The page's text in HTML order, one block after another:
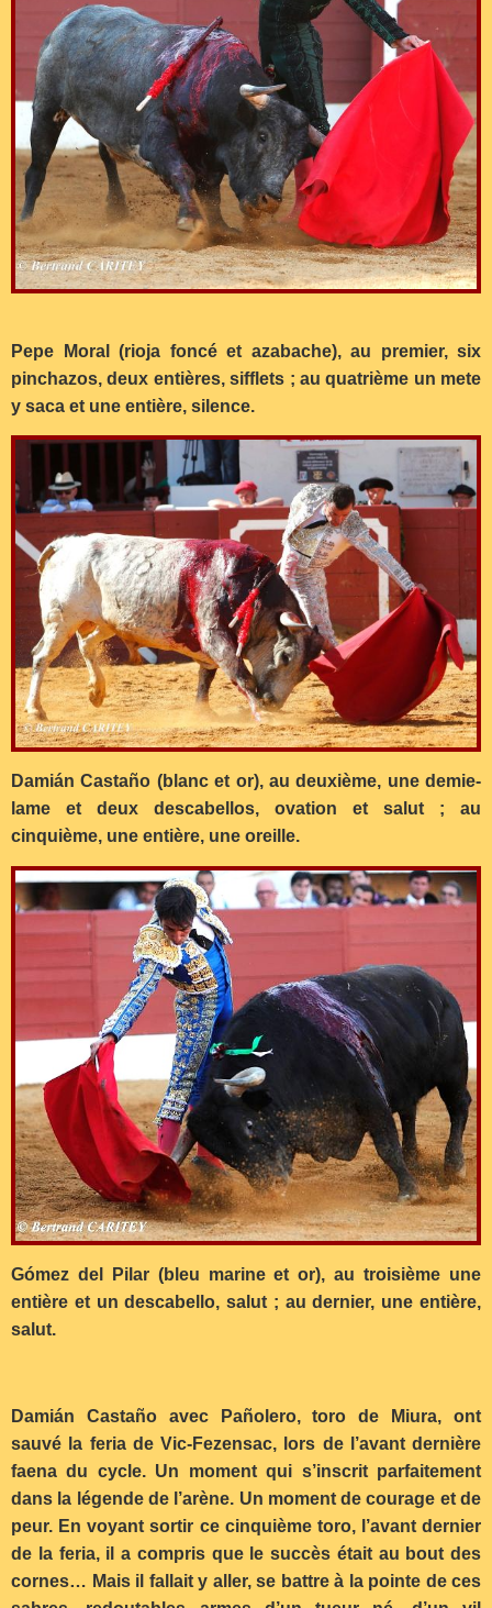
Pepe Moral (rioja foncé et azabache), au premier, six
pinchazos, deux entières, sifflets ; au quatrième un mete
y saca et une entière, silence.
Damián Castaño (blanc et or), au deuxième, une demie-
lame et deux descabellos, ovation et salut ; au
cinquième, une entière, une oreille.
Gómez del Pilar (bleu marine et or), au troisième une
entière et un descabello, salut ; au dernier, une entière,
salut.
Damián Castaño avec Pañolero, toro de Miura, ont
sauvé la feria de Vic-Fezensac, lors de l’avant dernière
faena du cycle. Un moment qui s’inscrit parfaitement
dans la légende de l’arène. Un moment de courage et de
peur. En voyant sortir ce cinquième toro, l’avant dernier
de la feria, il a compris que le succès était au bout des
cornes… Mais il fallait y aller, se battre à la pointe de ces